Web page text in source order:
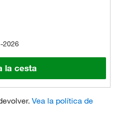
2026
la cesta
Vea la política de